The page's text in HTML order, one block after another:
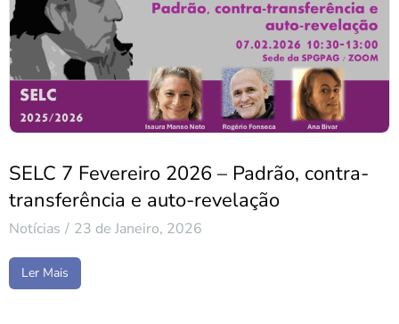
SELC 7 Fevereiro 2026 – Padrão, contra-
transferência e auto-revelação
Notícias 23 de Janeiro, 2026
Ler Mais